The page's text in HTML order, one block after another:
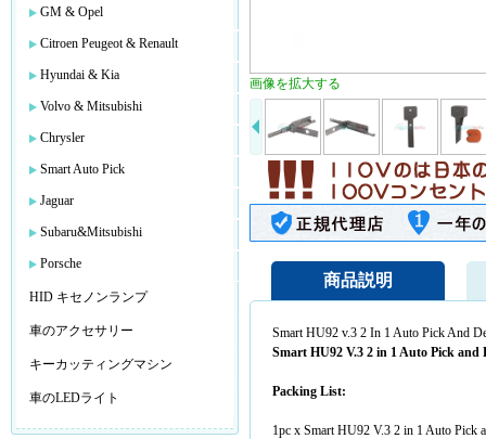
GM & Opel
Citroen Peugeot & Renault
Hyundai & Kia
Volvo & Mitsubishi
Chrysler
Smart Auto Pick
Jaguar
Subaru&Mitsubishi
Porsche
HID キセノンランプ
車のアクセサリー
キーカッティングマシン
車のLEDライト
画像を拡大する
商品説明
Smart HU92 v.3 2 In 1 Auto Pick And
Smart HU92 V.3 2 in 1 Auto Pick and
Packing List:
1pc x Smart HU92 V.3 2 in 1 Auto Pick